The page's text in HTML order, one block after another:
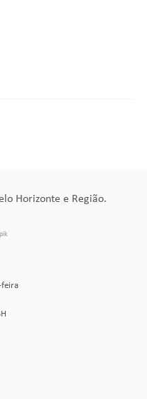
Horizonte e Região.
feira